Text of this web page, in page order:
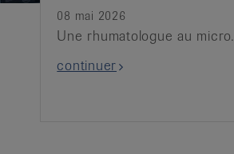
08 mai 2026
Une rhumatologue au micro.
continuer